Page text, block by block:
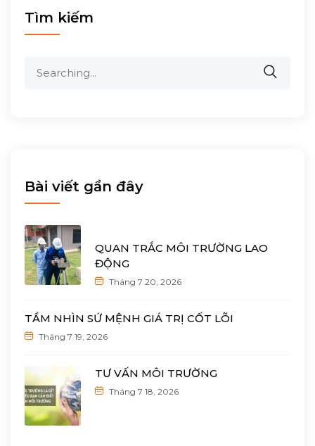
Tìm kiếm
Bài viết gần đây
QUAN TRẮC MÔI TRƯỜNG LAO
ĐỘNG
Tháng 7 20, 2026
TẦM NHÌN SỨ MỆNH GIÁ TRỊ CỐT LÕI
Tháng 7 19, 2026
TƯ VẤN MÔI TRƯỜNG
Tháng 7 18, 2026